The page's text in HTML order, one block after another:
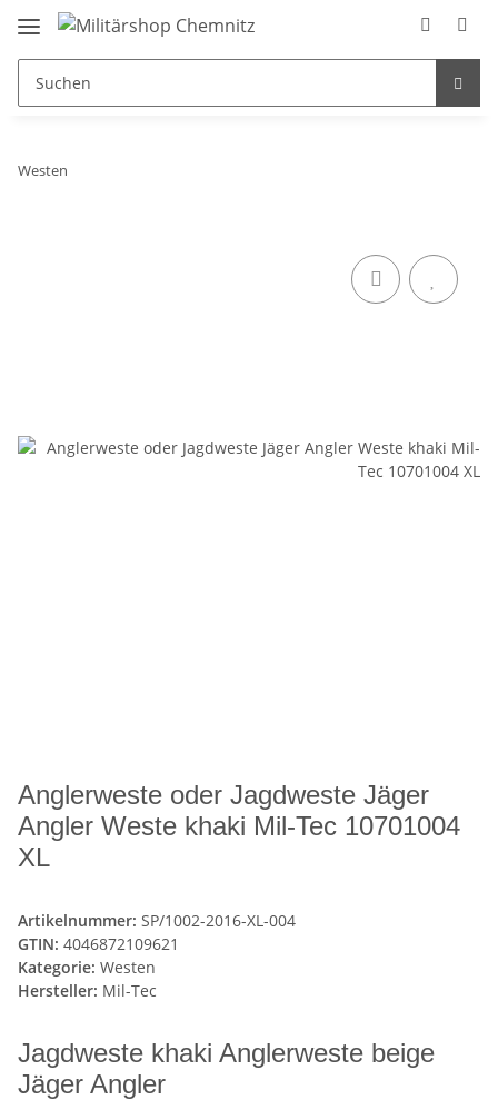
Westen
Anglerweste oder Jagdweste Jäger
Angler Weste khaki Mil-Tec 10701004
XL
Artikelnummer: SP/1002-2016-XL-004
GTIN: 4046872109621
Kategorie: Westen
Hersteller: Mil-Tec
Jagdweste khaki Anglerweste beige
Jäger Angler